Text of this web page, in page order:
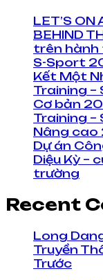
LET’S
BEHIND
trên hành
S-Sport
Kết Một
Training –
Cơ bản
Training –
Nâng cao
Dự án
Diệu Kỳ –
trường
Recent
Long
Truyền
Trước